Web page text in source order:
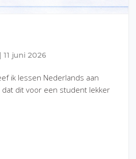
11 juni 2026
ik lessen Nederlands aan
dit voor een student lekker